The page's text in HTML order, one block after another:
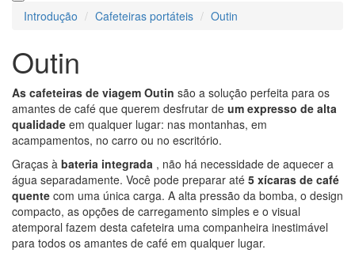
Introdução Cafeteiras portáteis Outin
Outin
As cafeteiras de viagem Outin são a solução perfeita para os
amantes de café que querem desfrutar de um expresso de alta
qualidade em qualquer lugar: nas montanhas, em
acampamentos, no carro ou no escritório.
Graças à bateria integrada , não há necessidade de aquecer a
água separadamente. Você pode preparar até 5 xícaras de café
quente com uma única carga. A alta pressão da bomba, o design
compacto, as opções de carregamento simples e o visual
atemporal fazem desta cafeteira uma companheira inestimável
para todos os amantes de café em qualquer lugar.